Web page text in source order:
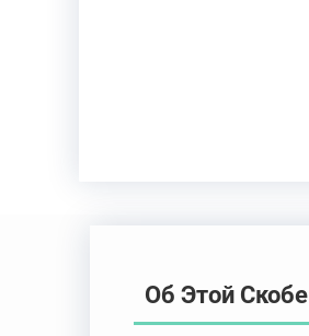
Об Этой Скобе